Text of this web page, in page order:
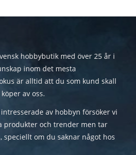
hobbybutik med över 25 år i
inom det mesta
är alltid att du som kund skall
av oss.
av hobbyn försöker vi
produkter och trender men tar
speciellt om du saknar något hos